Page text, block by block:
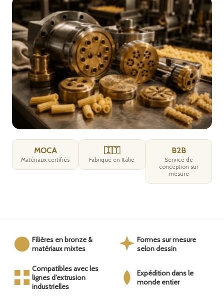
MOCA
Matériaux certifiés
🇮🇹
Fabriqué en Italie
B2B
Service de
conception sur
mesure
Filières en bronze &
matériaux mixtes
Formes sur mesure
selon dessin
Compatibles avec les
lignes d’extrusion
industrielles
Expédition dans le
monde entier